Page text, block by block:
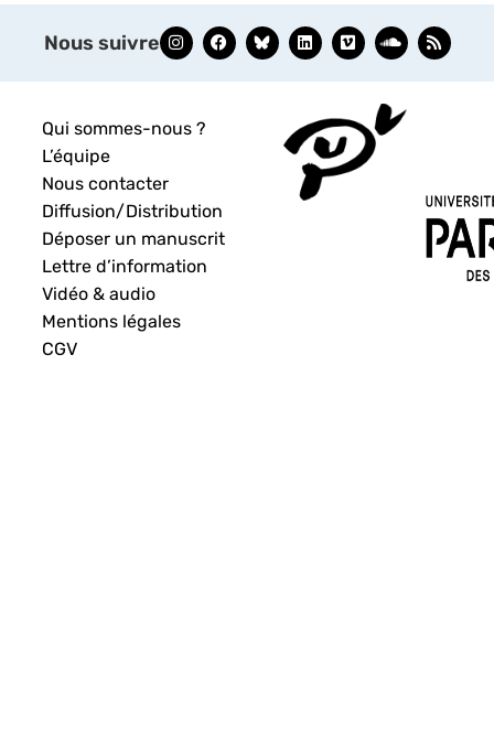
Nous suivre
Qui sommes-nous ?
L’équipe
Nous contacter
Diffusion/Distribution
Déposer un manuscrit
Lettre d’information
Vidéo & audio
Mentions légales
CGV